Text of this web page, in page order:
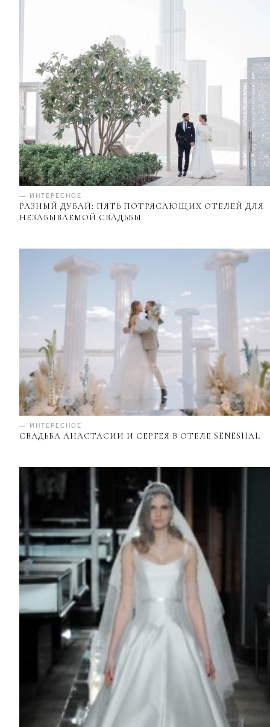
— ИНТЕРЕСНОЕ
РАЗНЫЙ ДУБАЙ: ПЯТЬ ПОТРЯСАЮЩИХ ОТЕЛЕЙ ДЛЯ
НЕЗАБЫВАЕМОЙ СВАДЬБЫ
— ИНТЕРЕСНОЕ
СВАДЬБА АНАСТАСИИ И СЕРГЕЯ В ОТЕЛЕ SENESHAL